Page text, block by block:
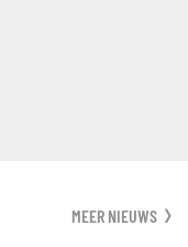
MEER NIEUWS